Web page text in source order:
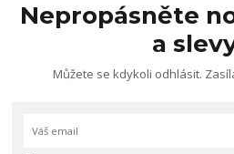
Nepropásněte
a
Můžete se kdykoli odhlásit.